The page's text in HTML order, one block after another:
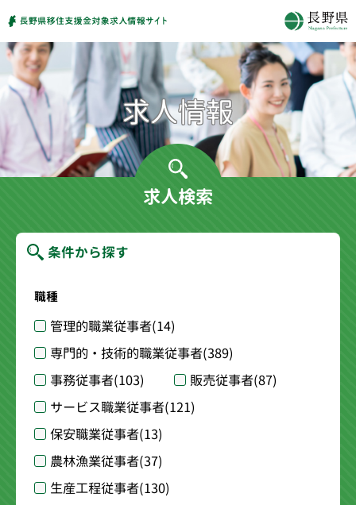
求人検索
条件から探す
職種
管理的職業従事者(14)
専門的・技術的職業従事者(389)
事務従事者(103) 販売従事者(87)
サービス職業従事者(121)
保安職業従事者(13)
農林漁業従事者(37)
生産工程従事者(130)